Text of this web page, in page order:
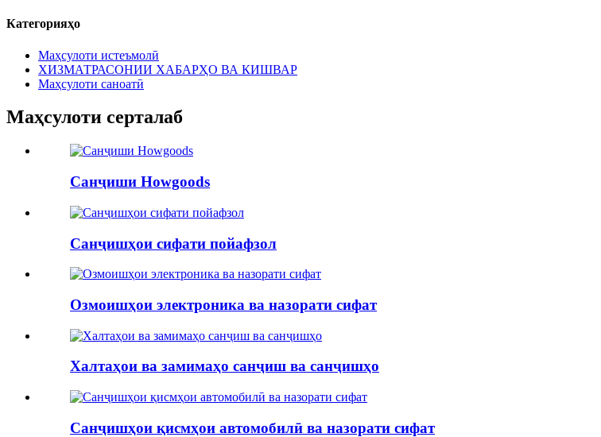
Категорияҳо
Маҳсулоти истеъмолӣ
ХИЗМАТРАСОНИИ ХАБАРҲО ВА КИШВАР
Маҳсулоти саноатӣ
Маҳсулоти серталаб
Санҷиши Howgoods
Санҷишҳои сифати пойафзол
Озмоишҳои электроника ва назорати сифат
Халтаҳои ва замимаҳо санҷиш ва санҷишҳо
Санҷишҳои қисмҳои автомобилӣ ва назорати сифат